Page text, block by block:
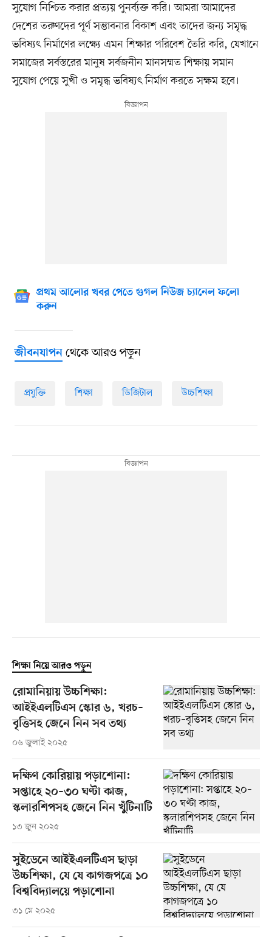
সুযোগ নিশ্চিত করার প্রত্যয় পুনর্ব্যক্ত করি। আমরা আমাদের
দেশের তরুণদের পূর্ণ সম্ভাবনার বিকাশ এবং তাদের জন্য সমৃদ্ধ
ভবিষ্যৎ নির্মাণের লক্ষ্যে এমন শিক্ষার পরিবেশ তৈরি করি, যেখানে
সমাজের সর্বস্তরের মানুষ সর্বজনীন মানসম্মত শিক্ষায় সমান
সুযোগ পেয়ে সুখী ও সমৃদ্ধ ভবিষ্যৎ নির্মাণ করতে সক্ষম হবে।
প্রথম আলোর খবর পেতে গুগল নিউজ চ্যানেল ফলো
করুন
জীবনযাপনথেকে আরও পড়ুন
প্রযুক্তি শিক্ষা ডিজিটাল উচ্চশিক্ষা
শিক্ষা নিয়ে আরও পড়ুন
রোমানিয়ায় উচ্চশিক্ষা:
আইইএলটিএস স্কোর ৬, খরচ–
বৃত্তিসহ জেনে নিন সব তথ্য
০৬ জুলাই ২০২৫
দক্ষিণ কোরিয়ায় পড়াশোনা:
সপ্তাহে ২০–৩০ ঘণ্টা কাজ,
স্কলারশিপসহ জেনে নিন খুঁটিনাটি
১৩ জুন ২০২৫
সুইডেনে আইইএলটিএস ছাড়া
উচ্চশিক্ষা, যে যে কাগজপত্রে ১০
বিশ্ববিদ্যালয়ে পড়াশোনা
৩১ মে ২০২৫